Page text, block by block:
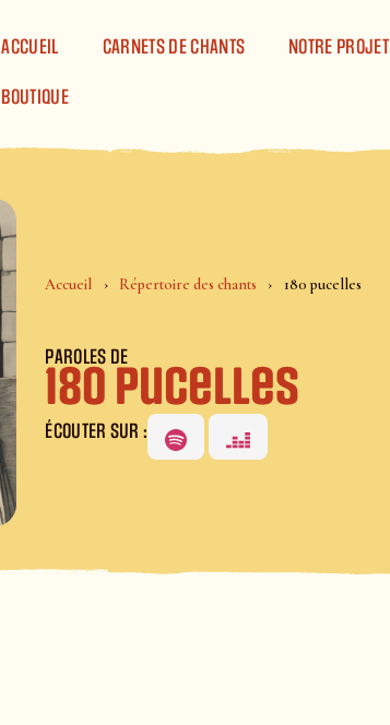
ACCUEIL
CARNETS DE CHANTS NOTRE PROJET
BOUTIQUE
Accueil Répertoire des chants 180 pucelles
PAROLES DE
180 pucelles
ÉCOUTER SUR :